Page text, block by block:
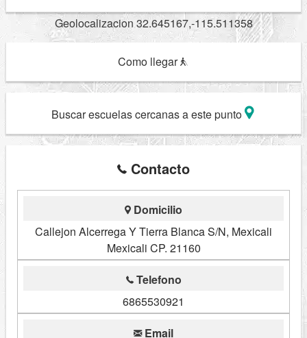
Geolocalizacion 32.645167,-115.511358
Como llegar
Buscar escuelas cercanas a este punto
Contacto
Domicilio
Callejon Alcerrega Y Tierra Blanca S/N, Mexicali
Mexicali CP. 21160
Telefono
6865530921
Email